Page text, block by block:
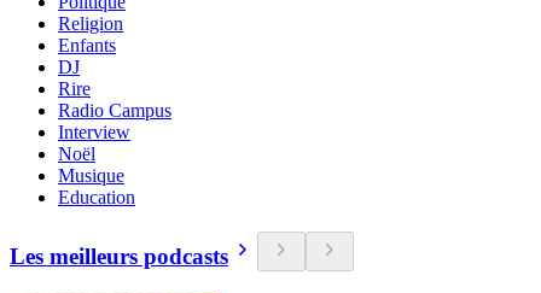
Religion
Enfants
DJ
Rire
Radio Campus
Interview
Noël
Musique
Education
Les meilleurs podcasts